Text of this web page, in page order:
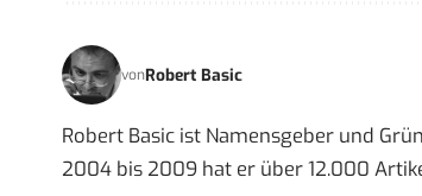
vonRobert Basic
Robert Basic ist Namensgeber und
2004 bis 2009 hat er über 12.000